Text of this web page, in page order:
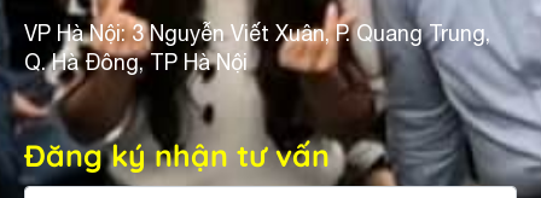
VP Hà Nội: 3 Nguyễn Viết Xuân, P. Quang Trung,
Q. Hà Đông, TP Hà Nội
Đăng ký nhận tư vấn